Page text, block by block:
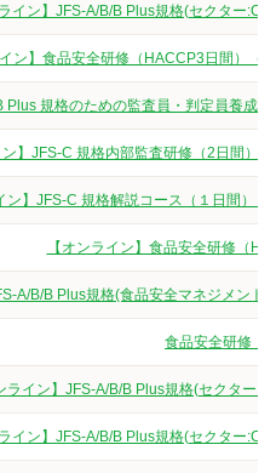
ライン】JFS-A/B/B Plus規格(セクター
イン】食品安全研修（HACCP3日間）
Plus 規格のための監査員・判定員養
ン】JFS-C 規格内部監査研修（2日間）
ン】JFS-C 規格解説コース（１日間）
【オンライン】食品安全研修（
A/B/B Plus規格(食品安全マネジメント
食品安全研修（
ライン】JFS-A/B/B Plus規格(セクタ
ライン】JFS-A/B/B Plus規格(セクター